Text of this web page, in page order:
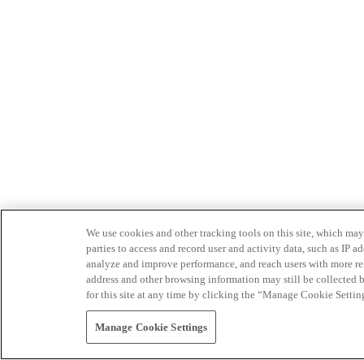
We use cookies and other tracking tools on this site, which
parties to access and record user and activity data, such as IP
analyze and improve performance, and reach users with
address and other browsing information may still be collected
for this site at any time by clicking the “Manage Cookie
Manage Cookie Settings